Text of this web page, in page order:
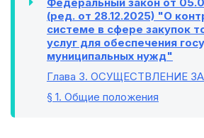
(ред. от 28.12.2025) "О
системе в сфере закупок
услуг для обеспечения
муниципальных нужд"
Глава 3. ОСУЩЕСТВЛЕНИЕ
§ 1. Общие положения